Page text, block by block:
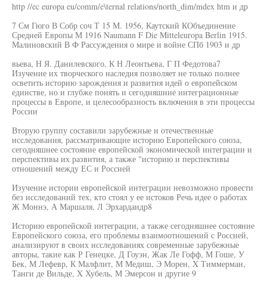
http //ec europa eu/comm/e\ternal relations/north_dim/mdex htm и др
7 См Гюго В Собр соч Т 15 М. 1956, Каутский КОбъединение
Средней Европы М 1916 Naumann F Die Mitteleuropa Berlin 1915.
Малиновский В Ф Рассуждения о мире и войне СПб 1903 и др
вьева, Н Я. Данилевского, К Н Леонтьева, Г П Федотова7
Изучение их творческого наследия позволяет не только полнее
осветить историю зарождения и развития идей о европейском
единстве, но и глубже понять и сегодняшние интеграционные
процессы в Европе, и целесообразность включения в эти процессы
России
Вторую группу составили зарубежные и отечественные
исследования, рассматривающие историю Европейского союза,
сегодняшнее состояние европейской экономической интеграции и
перспективы их развития, а также "историю и перспективы
отношений между ЕС и Россией
Изучение истории европейской интеграции невозможно провести
без исследований тех, кто стоял у ее истоков Речь идее о работах
Ж Моннэ, А Маршаля, Л Эрхардаидр8
Историю европейской интеграции, а также сегодняшнее состояние
Европейского союза, его проблемы взаимоотношений с Россией,
анализируют в своих исследованиях современные зарубежные
авторы, такие как Р Генецке, Д Гоуэн, Жак Ле Гофф, М Гоше, У
Бек, М Лефевр, К Малфлит, М Медиш, Э Морен, X Тиммерман,
Танги де Вильде, X Хубель, М Эмерсон и другие 9